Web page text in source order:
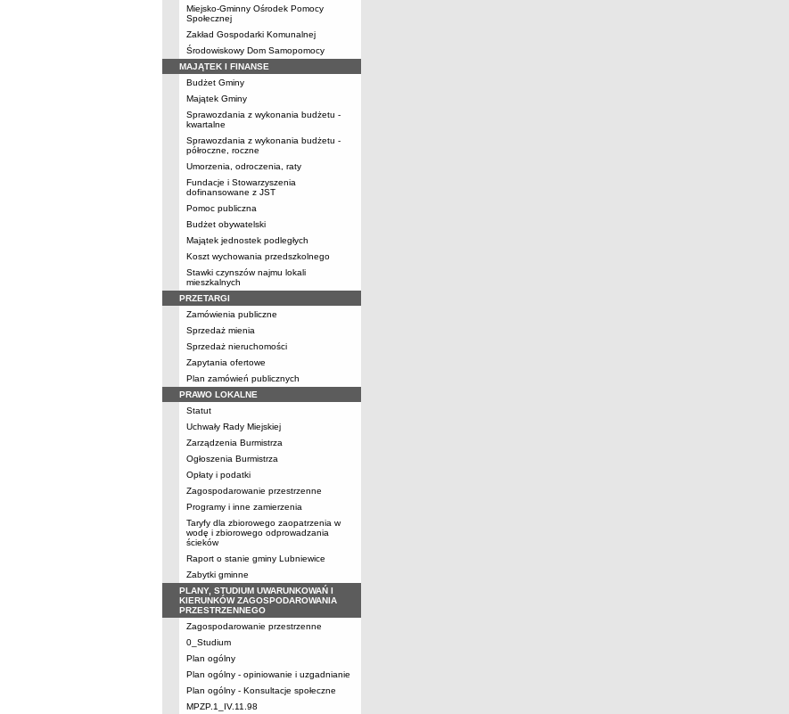
Miejsko-Gminny Ośrodek Pomocy
Społecznej
Zakład Gospodarki Komunalnej
Środowiskowy Dom Samopomocy
MAJĄTEK I FINANSE
Budżet Gminy
Majątek Gminy
Sprawozdania z wykonania budżetu -
kwartalne
Sprawozdania z wykonania budżetu -
półroczne, roczne
Umorzenia, odroczenia, raty
Fundacje i Stowarzyszenia
dofinansowane z JST
Pomoc publiczna
Budżet obywatelski
Majątek jednostek podległych
Koszt wychowania przedszkolnego
Stawki czynszów najmu lokali
mieszkalnych
PRZETARGI
Zamówienia publiczne
Sprzedaż mienia
Sprzedaż nieruchomości
Zapytania ofertowe
Plan zamówień publicznych
PRAWO LOKALNE
Statut
Uchwały Rady Miejskiej
Zarządzenia Burmistrza
Ogłoszenia Burmistrza
Opłaty i podatki
Zagospodarowanie przestrzenne
Programy i inne zamierzenia
Taryfy dla zbiorowego zaopatrzenia w
wodę i zbiorowego odprowadzania
ścieków
Raport o stanie gminy Lubniewice
Zabytki gminne
PLANY, STUDIUM UWARUNKOWAŃ I
KIERUNKÓW ZAGOSPODAROWANIA
PRZESTRZENNEGO
Zagospodarowanie przestrzenne
0_Studium
Plan ogólny
Plan ogólny - opiniowanie i uzgadnianie
Plan ogólny - Konsultacje społeczne
MPZP.1_IV.11.98